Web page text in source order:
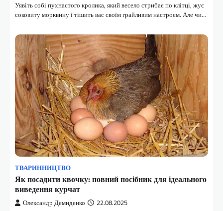
Уявіть собі пухнастого кролика, який весело стрибає по клітці, жує
соковиту морквину і тішить вас своїм грайливим настроєм. Але чи…
ТВАРИННИЦТВО
Як посадити квочку: повний посібник для ідеального
виведення курчат
Олександр Демиденко 22.08.2025